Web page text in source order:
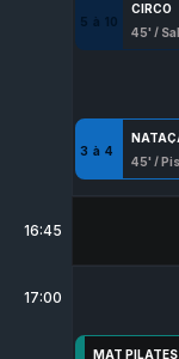
16:45
17:00
CIRCO
5 à 10
45' /
3 à 4
45' /
MAT PILATES